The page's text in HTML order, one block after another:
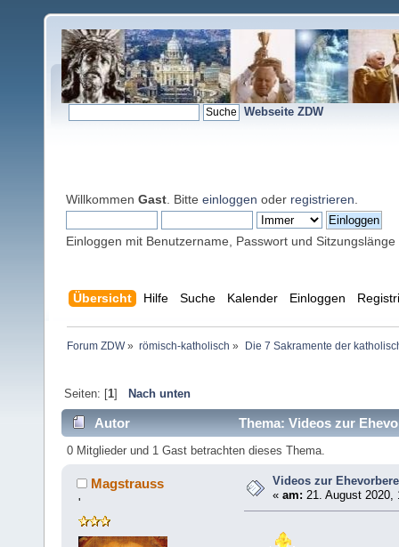
Webseite ZDW
Willkommen Gast . Bitte einloggen oder registrieren
Einloggen mit Benutzername, Passwort und Sitzungslänge
Übersicht Hilfe Suche Kalender Einloggen
Forum ZDW» römisch-katholisch » Die 7 Sakramente der
Seiten: [1] Nach unten
Autor Thema: Videos zur
0 Mitglieder und 1 Gast betrachten dieses Thema.
Magstrauss
'
Videos zur
«am: 21. August 2020,